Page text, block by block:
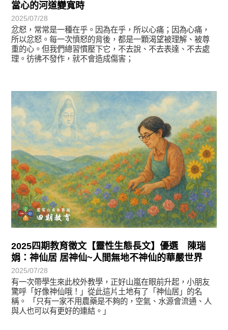
當心的河道變寬時
2025/07/28
忿怒，常常是一種在乎。因為在乎，所以心痛；因為心痛，
所以忿怒。每一次憤怒的背後，都是一顆渴望被理解、被尊
重的心。但我們總習慣壓下它，不去說、不去表達、不去處
理。彷彿不發作，就不會造成傷害；
2025四期教育徵文【靈性生態長文】優選 陳瑞
娟：神仙居 居神仙~人間無地不神仙的華嚴世界
2025/07/28
有一次帶學生來此校外教學，正好山嵐在眼前升起，小朋友
驚呼「好像神仙哦！」從此這片土地有了「神仙居」的名
稱。 「只有一家不用農藥是不夠的，空氣、水源會流通、人
與人也可以有更好的連結。」
徵文賞析